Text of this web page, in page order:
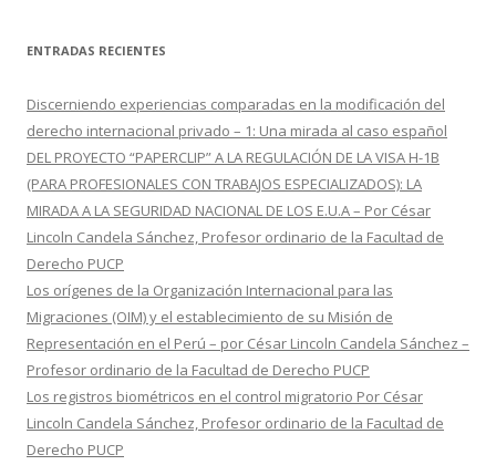
c
r
ENTRADAS RECIENTES
Discerniendo experiencias comparadas en la modificación del
derecho internacional privado – 1: Una mirada al caso español
DEL PROYECTO “PAPERCLIP” A LA REGULACIÓN DE LA VISA H-1B
(PARA PROFESIONALES CON TRABAJOS ESPECIALIZADOS): LA
MIRADA A LA SEGURIDAD NACIONAL DE LOS E.U.A – Por César
Lincoln Candela Sánchez, Profesor ordinario de la Facultad de
Derecho PUCP
Los orígenes de la Organización Internacional para las
Migraciones (OIM) y el establecimiento de su Misión de
Representación en el Perú – por César Lincoln Candela Sánchez –
Profesor ordinario de la Facultad de Derecho PUCP
Los registros biométricos en el control migratorio Por César
Lincoln Candela Sánchez, Profesor ordinario de la Facultad de
Derecho PUCP